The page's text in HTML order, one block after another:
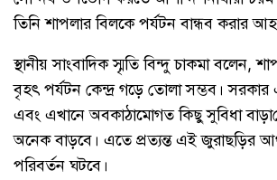
তি‌নি শাপলার বিলকে পর্যটন বান্ধব করার
স্থানীয় সাংবা‌দিক স্মৃ‌তি বিন্দু চাকমা বলেন,
বৃহৎ পর্যটন কেন্দ্র গড়ে তোলা সম্ভব। সরকার
এবং এখানে অবকাঠামোগত কিছু সুবিধা
অনেক বাড়বে। এতে প্রত্যন্ত এই জুরাছ‌ড়ির
পরিবর্তন ঘটবে।